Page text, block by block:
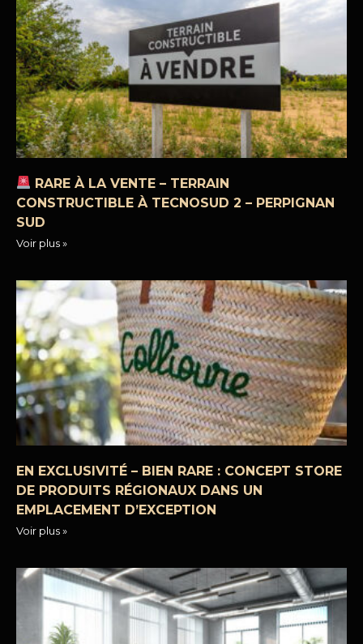
RARE À LA VENTE – TERRAIN
CONSTRUCTIBLE À TECNOSUD 2 – PERPIGNAN
SUD
Voir plus »
EN EXCLUSIVITÉ – BIEN RARE : CONCEPT STORE
DE PRODUITS RÉGIONAUX DANS UN
EMPLACEMENT D’EXCEPTION
Voir plus »